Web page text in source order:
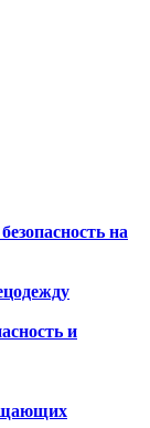
на
и